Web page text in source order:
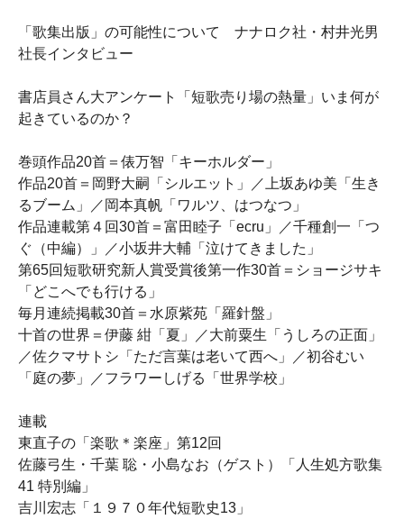
「歌集出版」の可能性について ナナロク社・村井光男
社長インタビュー
書店員さん大アンケート「短歌売り場の熱量」いま何が
起きているのか？
巻頭作品20首＝俵万智「キーホルダー」
作品20首＝岡野大嗣「シルエット」／上坂あゆ美「生き
るブーム」／岡本真帆「ワルツ、はつなつ」
作品連載第４回30首＝富田睦子「ecru」／千種創一「つ
ぐ（中編）」／小坂井大輔「泣けてきました」
第65回短歌研究新人賞受賞後第一作30首＝ショージサキ
「どこへでも行ける」
毎月連続掲載30首＝水原紫苑「羅針盤」
十首の世界＝伊藤 紺「夏」／大前粟生「うしろの正面」
／佐クマサトシ「ただ言葉は老いて西へ」／初谷むい
「庭の夢」／フラワーしげる「世界学校」
連載
東直子の「楽歌＊楽座」第12回
佐藤弓生・千葉 聡・小島なお（ゲスト）「人生処方歌集
41 特別編」
吉川宏志「１９７０年代短歌史13」